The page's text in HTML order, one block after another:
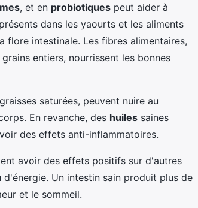
, et en probiotiques peut aider à
dans les yaourts et les aliments
flore intestinale. Les fibres alimentaires,
entiers, nourrissent les bonnes
saturées, peuvent nuire au
En revanche, des huiles saines
des effets anti-inflammatoires.
avoir des effets positifs sur d'autres
d'énergie. Un intestin sain produit plus de
et le sommeil.